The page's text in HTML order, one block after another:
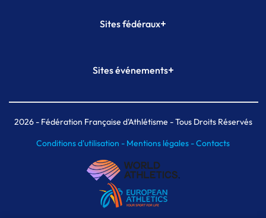
Sites fédéraux+
Plateforme Formation
Sites événements+
Meeting de Paris indoor
MAIF Ekiden de Paris
2026- Fédération Française d'Athlétisme - Tous Droits Réservés
Conditions d'utilisation - Mentions légales -Contacts